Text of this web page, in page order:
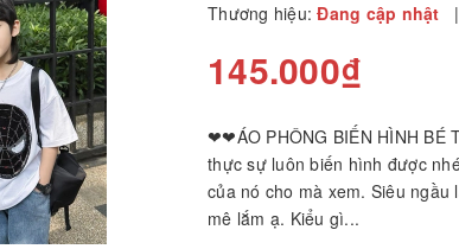
Thương hiệu: Đang cập nhật |
145.000₫
❤❤ÁO PHÔNG BIẾN HÌNH BÉ
thực sự luôn biến hình được
của nó cho mà xem. Siêu
mê lắm ạ. Kiểu gì...